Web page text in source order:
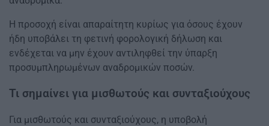
Η προσοχή είναι απαραίτητη κυρίως για όσους έχουν
ήδη υποβάλει τη φετινή φορολογική δήλωση και
ενδέχεται να μην έχουν αντιληφθεί την ύπαρξη
προσυμπληρωμένων αναδρομικών ποσών.
Τι σημαίνει για μισθωτούς και συνταξιούχους
Για μισθωτούς και συνταξιούχους, η υποβολή